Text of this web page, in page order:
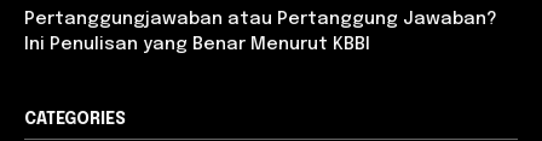
Pertanggungjawaban atau Pertanggung Jawaban?
Ini Penulisan yang Benar Menurut KBBI
CATEGORIES